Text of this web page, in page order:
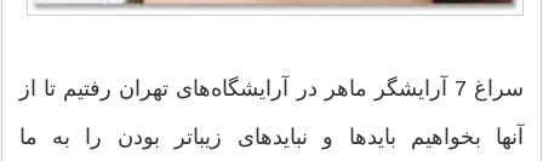
سراغ 7 آرایشگر ماهر در آرایشگاه‌های تهران رفتیم تا از
آنها بخواهیم باید‌ها و نبایدهای زیباتر بودن را به ما